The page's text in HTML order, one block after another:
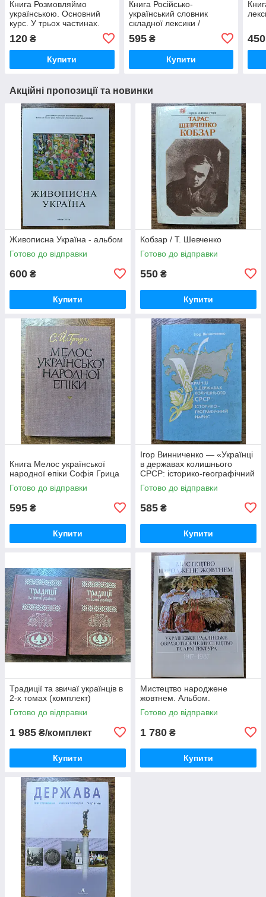
Книга Розмовляймо
українською. Основний
курс. У трьох частинах.
120 ₴
Купити
Книга Російсько-
український словник
складної лексики /
Святослав Караванський
Б/У
595₴
Купити
450
Акційні пропозиції та новинки
Живописна Україна - альбом
Готово до відправки
600 ₴
Купити
Кобзар / Т. Шевченко
Готово до відправки
550 ₴
Купити
Книга Мелос української
народної епіки Софія Грица
Готово до відправки
595 ₴
Купити
Ігор Винниченко — «Українці
в державах колишнього
СРСР: історико-географічний
нарис»
Готово до відправки
585 ₴
Купити
Традиції та звичаї українців в
2-х томах (комплект)
Готово до відправки
1 985 ₴/комплект
Купити
Мистецтво народжене
жовтнем. Альбом.
Готово до відправки
1 780 ₴
Купити